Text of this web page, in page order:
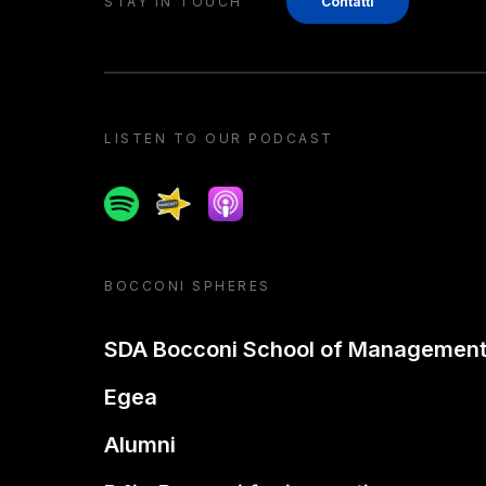
LISTEN TO OUR PODCAST
SpotifySpreakerApple podcast
BOCCONI SPHERES
SDA Bocconi School of Management
Egea
Alumni